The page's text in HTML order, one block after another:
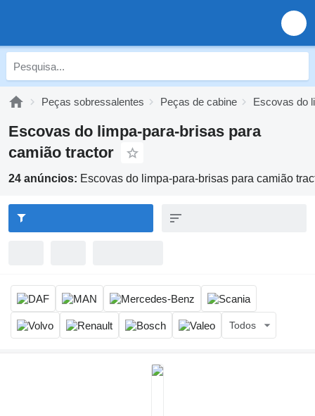
Peças sobressalentes Peças de cabine Escovas do
Escovas do limpa-para-brisas para
camião tractor
24 anúncios: Escovas do limpa-para-brisas para camião
Todos